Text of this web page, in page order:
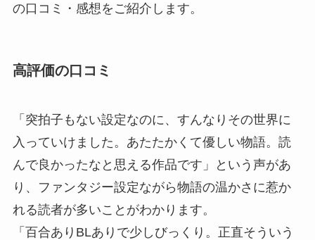
の口コミ・感想をご紹介します。
高評価の口コミ
「突拍子もない設定なのに、すんなりその世界に
入っていけました。あたたかくて優しい物語。読
んで良かったなと思える作品です」という声があ
り、ファンタジー設定ながら物語の温かさに惹か
れる読者が多いことがわかります。
「百合ありBLありで少しびっくり。正直そういう